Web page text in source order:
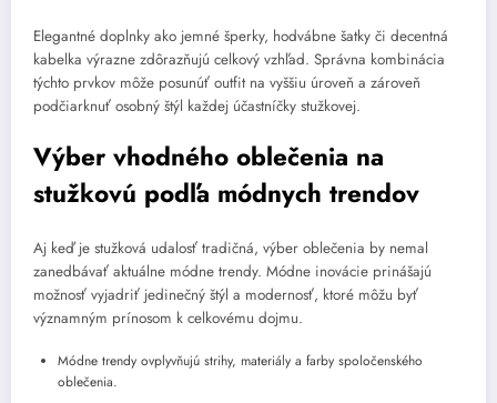
Elegantné doplnky ako jemné šperky, hodvábne šatky či decentná
kabelka výrazne zdôrazňujú celkový vzhľad. Správna kombinácia
týchto prvkov môže posunúť outfit na vyššiu úroveň a zároveň
podčiarknuť osobný štýl každej účastníčky stužkovej.
Výber vhodného oblečenia na
stužkovú podľa módnych trendov
Aj keď je stužková udalosť tradičná, výber oblečenia by nemal
zanedbávať aktuálne módne trendy. Módne inovácie prinášajú
možnosť vyjadriť jedinečný štýl a modernosť, ktoré môžu byť
významným prínosom k celkovému dojmu.
Módne trendy ovplyvňujú strihy, materiály a farby spoločenského
oblečenia.